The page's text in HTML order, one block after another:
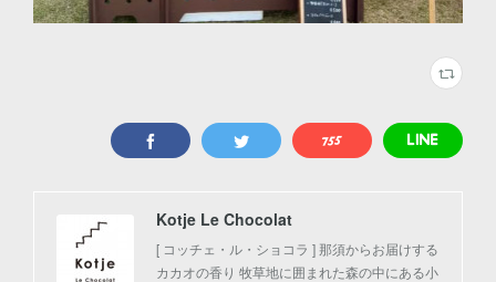
Kotje Le Chocolat
[ コッチェ・ル・ショコラ ] 那須からお届けする
カカオの香り 牧草地に囲まれた森の中にある小